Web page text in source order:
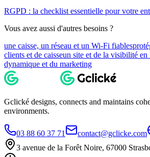
RGPD : la checklist essentielle pour votre
Vous avez aussi d'autres besoins ?
une caisse, un réseau et un Wi-Fi fiables
clients et de caisseun site et de la visibilité en
dynamique et du marketing
Gclické designs, connects and maintains
environments.
03 88 60 37 71 contact@gclicke.com
3 avenue de la Forêt Noire, 67000